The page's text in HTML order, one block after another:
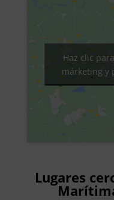
Haz clic
márketing y
Lugares